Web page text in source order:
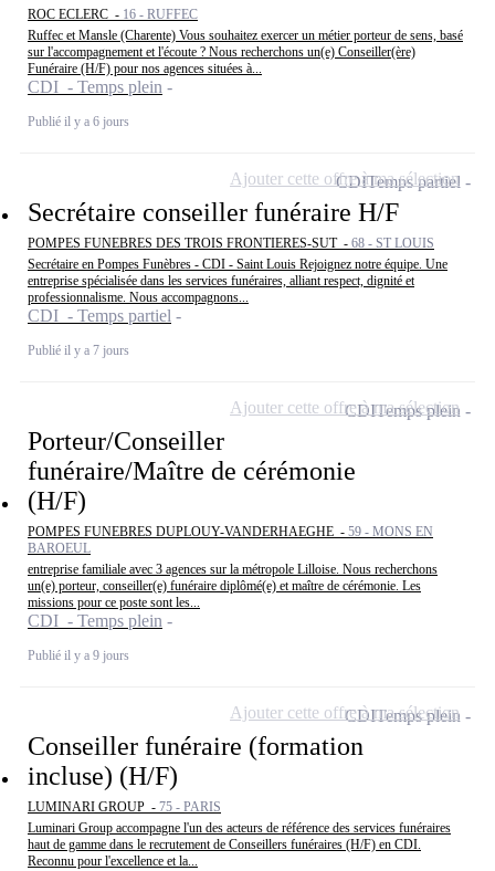
ROC ECLERC - 16 - RUFFEC
Ruffec et Mansle (Charente) Vous souhaitez exercer un métier porteur de sens, basé
sur l'accompagnement et l'écoute ? Nous recherchons un(e) Conseiller(ère)
Funéraire (H/F) pour nos agences situées à...
CDI - Temps plein
Publié il y a 6 jours
Secrétaire conseiller funéraire H/F
POMPES FUNEBRES DES TROIS FRONTIERES-SUT - 68 - ST LOUIS
Secrétaire en Pompes Funèbres - CDI - Saint Louis Rejoignez notre équipe. Une
entreprise spécialisée dans les services funéraires, alliant respect, dignité et
professionnalisme. Nous accompagnons...
CDI - Temps partiel
Publié il y a 7 jours
CDITemps partiel
Ajouter cette offre à ma sélection
Porteur/Conseiller
funéraire/Maître de cérémonie
(H/F)
POMPES FUNEBRES DUPLOUY-VANDERHAEGHE - 59 - MONS EN
BAROEUL
entreprise familiale avec 3 agences sur la métropole Lilloise. Nous recherchons
un(e) porteur, conseiller(e) funéraire diplômé(e) et maître de cérémonie. Les
missions pour ce poste sont les...
CDI - Temps plein
Publié il y a 9 jours
CDITemps plein
Ajouter cette offre à ma sélection
Conseiller funéraire (formation
incluse) (H/F)
LUMINARI GROUP - 75 - PARIS
Luminari Group accompagne l'un des acteurs de référence des services funéraires
haut de gamme dans le recrutement de Conseillers funéraires (H/F) en CDI.
Reconnu pour l'excellence et la...
CDITemps plein
Ajouter cette offre à ma sélection